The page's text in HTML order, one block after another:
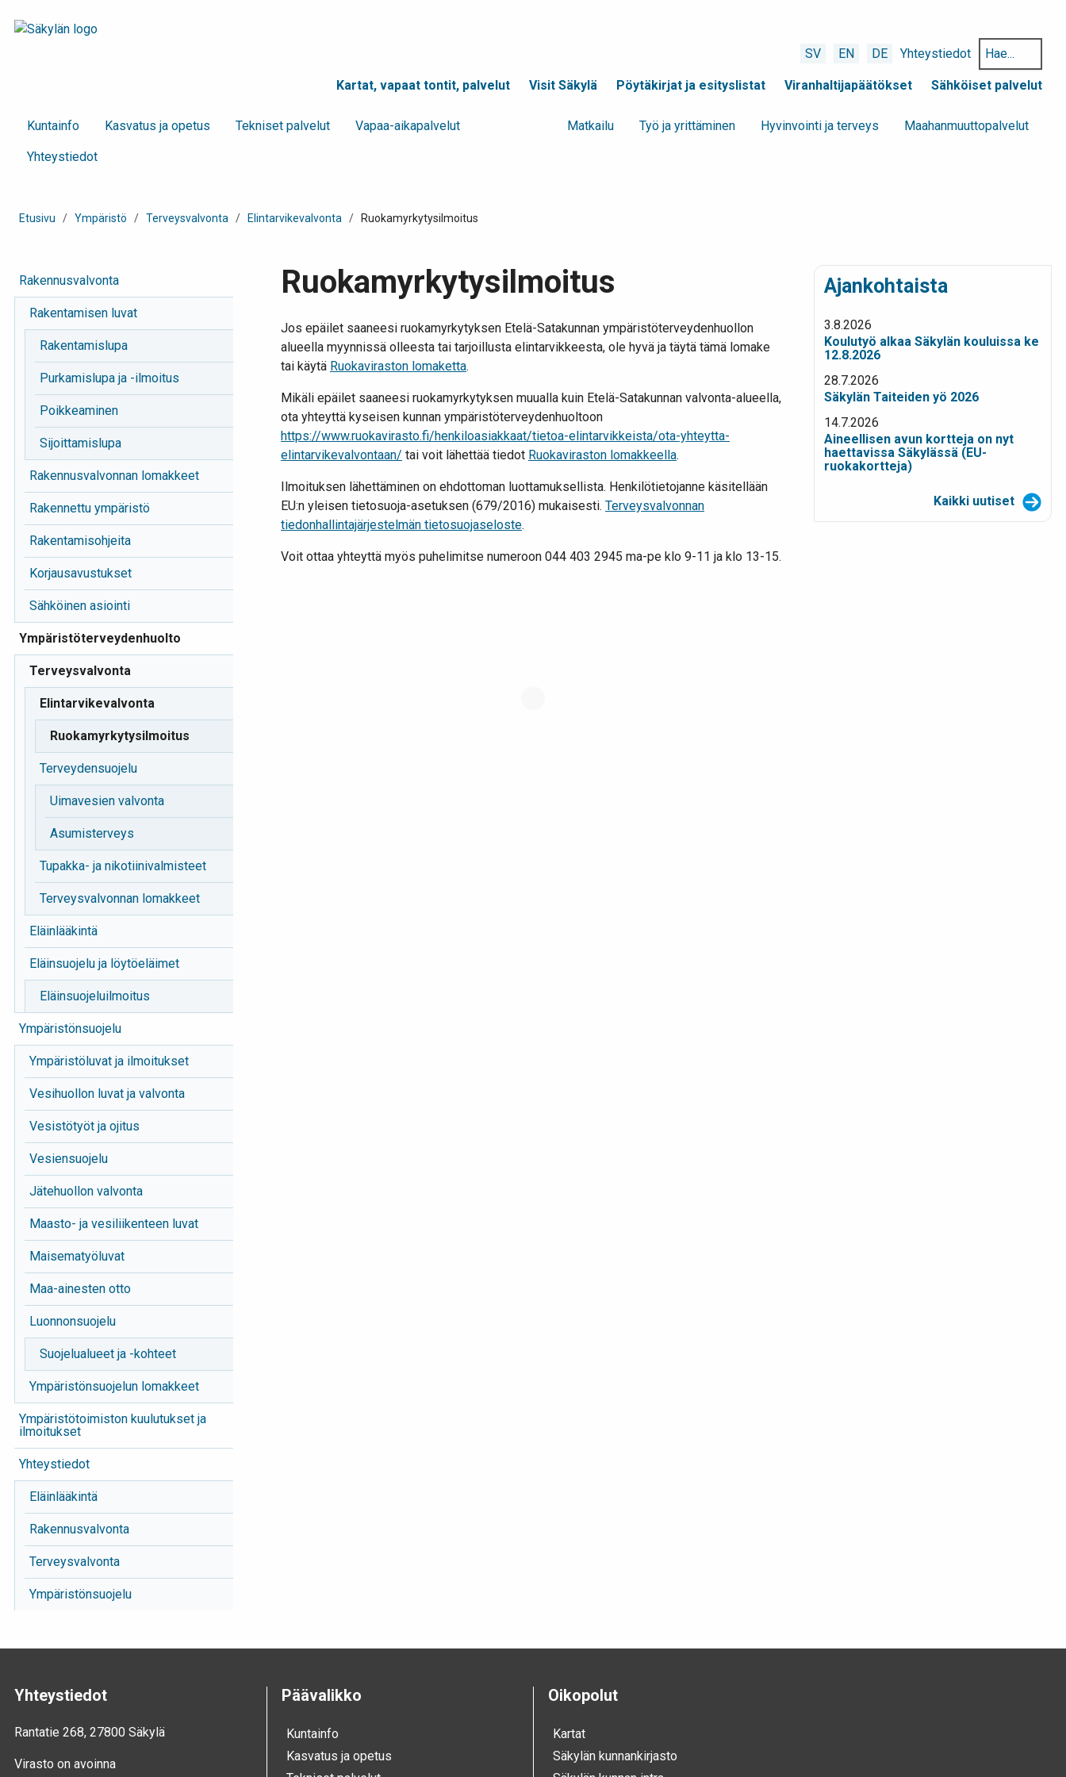
SV EN DE Yhteystiedot
Hae
hakusanalla:
Kartat, vapaat tontit, palvelut
Visit Säkylä Pöytäkirjat ja esityslistat Viranhaltijapäätökset Sähköiset palvelut
Kunta­info Kasvatus ja opetus Tekniset palvelut Vapaa-aika­palvelut Mat­kailu Työ ja yrittä­minen Hyvinvointi ja terveys Maahanmuuttopalvelut
Yhteystiedot
Etusivu / Ympäristö / Terveysvalvonta / Elintarvikevalvonta / Ruokamyrkytysilmoitus
Ruokamyrkytysilmoitus
Jos epäilet saaneesi ruokamyrkytyksen Etelä-Satakunnan ympäristöterveydenhuollon
alueella myynnissä olleesta tai tarjoillusta elintarvikkeesta, ole hyvä ja täytä tämä lomake
tai käytä Ruokaviraston lomaketta.
Mikäli epäilet saaneesi ruokamyrkytyksen muualla kuin Etelä-Satakunnan valvonta-alueella,
ota yhteyttä kyseisen kunnan ympäristöterveydenhuoltoon
https://www.ruokavirasto.fi/henkiloasiakkaat/tietoa-elintarvikkeista/ota-yhteytta-
elintarvikevalvontaan/ tai voit lähettää tiedot Ruokaviraston lomakkeella.
Ilmoituksen lähettäminen on ehdottoman luottamuksellista. Henkilötietojanne käsitellään
EU:n yleisen tietosuoja-asetuksen (679/2016) mukaisesti. Terveysvalvonnan
tiedonhallintajärjestelmän tietosuojaseloste.
Voit ottaa yhteyttä myös puhelimitse numeroon 044 403 2945 ma-pe klo 9-11 ja klo 13-15.
Ajankohtaista
3.8.2026
Koulutyö alkaa Säkylän kouluissa ke
12.8.2026
28.7.2026
Säkylän Taiteiden yö 2026
14.7.2026
Aineellisen avun kortteja on nyt
haettavissa Säkylässä (EU-
ruokakortteja)
Kaikki uutiset
Rakennusvalvonta
Rakentamisen luvat
Rakentamislupa
Purkamislupa ja -ilmoitus
Poikkeaminen
Sijoittamislupa
Rakennusvalvonnan lomakkeet
Rakennettu ympäristö
Rakentamisohjeita
Korjausavustukset
Sähköinen asiointi
Ympäristöterveydenhuolto
Terveysvalvonta
Elintarvikevalvonta
Ruokamyrkytysilmoitus
Terveydensuojelu
Uimavesien valvonta
Asumisterveys
Tupakka- ja nikotiinivalmisteet
Terveysvalvonnan lomakkeet
Eläinlääkintä
Eläinsuojelu ja löytöeläimet
Eläinsuojeluilmoitus
Ympäristönsuojelu
Ympäristöluvat ja ilmoitukset
Vesihuollon luvat ja valvonta
Vesistötyöt ja ojitus
Vesiensuojelu
Jätehuollon valvonta
Maasto- ja vesiliikenteen luvat
Maisematyöluvat
Maa-ainesten otto
Luonnonsuojelu
Suojelualueet ja -kohteet
Ympäristönsuojelun lomakkeet
Ympäristötoimiston kuulutukset ja
ilmoitukset
Yhteystiedot
Eläinlääkintä
Rakennusvalvonta
Terveysvalvonta
Ympäristönsuojelu
Yhteystiedot
Rantatie 268, 27800 Säkylä
Virasto on avoinna
Päävalikko
Kunta­info
Kasvatus ja opetus
Oikopolut
Kartat
Säkylän kunnankirjasto